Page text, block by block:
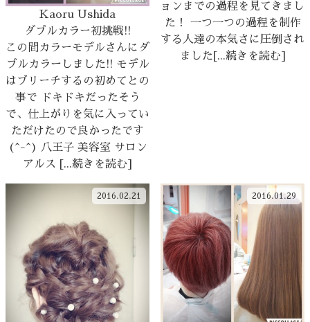
Kaoru Ushida
ダブルカラー初挑戦!!
この間カラーモデルさんにダ
ブルカラーしました!! モデル
はブリーチするの初めてとの
事で ドキドキだったそう
で、仕上がりを気に入ってい
ただけたので良かったです
(^-^) 八王子 美容室 サロン
アルス [...続きを読む]
ョンまでの過程を見てきまし
た！ 一つ一つの過程を制作
する人達の本気さに圧倒され
ました[...続きを読む]
2016.02.21 2016.01.29